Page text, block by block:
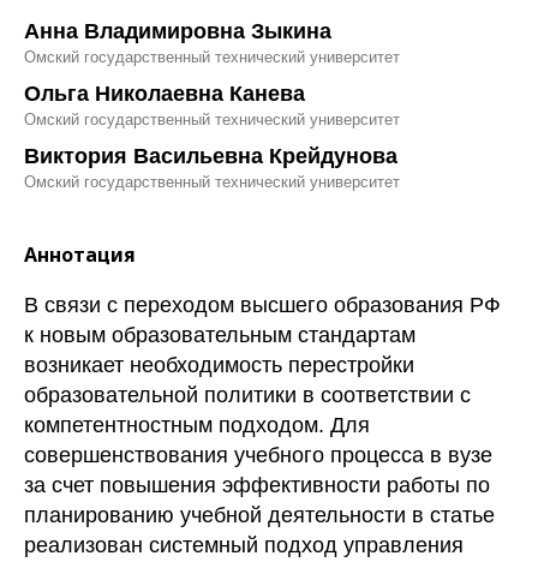
Анна Владимировна Зыкина
Омский государственный технический университет
Ольга Николаевна Канева
Омский государственный технический университет
Виктория Васильевна Крейдунова
Омский государственный технический университет
Аннотация
В связи с переходом высшего образования РФ
к новым образовательным стандартам
возникает необходимость перестройки
образовательной политики в соответствии с
компетентностным подходом. Для
совершенствования учебного процесса в вузе
за счет повышения эффективности работы по
планированию учебной деятельности в статье
реализован системный подход управления